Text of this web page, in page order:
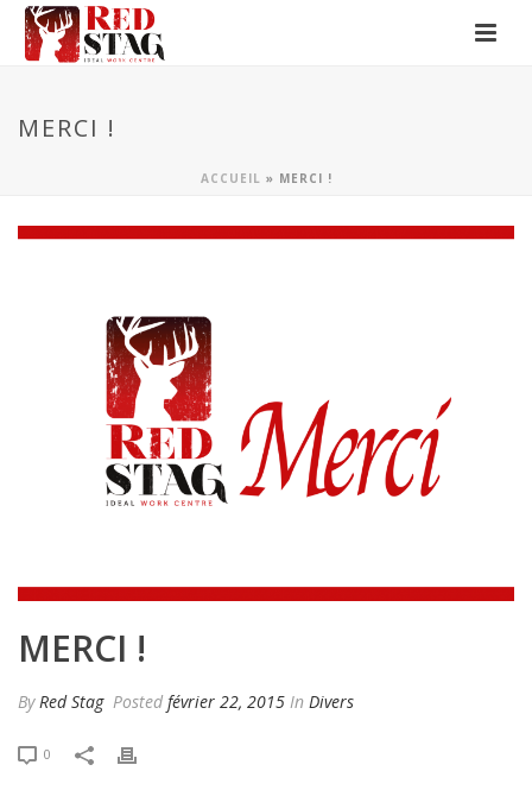
MERCI !
ACCUEIL » MERCI !
MERCI !
ByRed Stag Posted février 22, 2015 In Divers
0